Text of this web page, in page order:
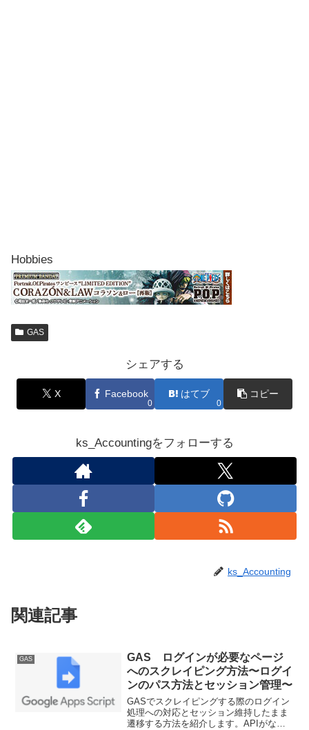
Hobbies
GAS
シェアする
X Facebook
0
はてブ
0
コピー
ks_Accountingをフォローする
ks_Accounting
関連記事
GAS
GAS ログインが必要なページ
へのスクレイピング方法〜ログイ
ンのパス方法とセッション管理〜
GASでスクレイピングする際のログイン
処理への対応とセッション維持したまま
遷移する方法を紹介します。APIがない